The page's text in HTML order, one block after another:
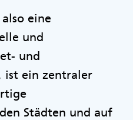
eine
und
und
ist ein zentraler
Städten und auf